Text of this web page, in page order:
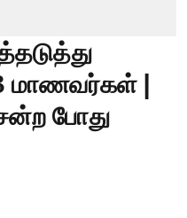
3 மாணவர்கள் |
போது